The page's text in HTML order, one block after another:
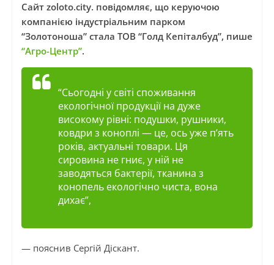
Сайт zoloto.city. повідомляє, що керуючою
компанією індустріальним парком
“Золотоноша” стала ТОВ “Голд Кепіталбуд”, пише
“Агро-Центр”.
“Сьогодні у світі споживання
екологічної продукції на дуже
високому рівні: подушки, рушники,
ковдри з коноплі — це, ось уже п’ять
років, актуальні товари. Ця
сировина не гниє, у ній не
заводяться бактерії, тканина з
конопель екологічно чиста, вона
дихає”,
— пояснив Сергій Діскант.